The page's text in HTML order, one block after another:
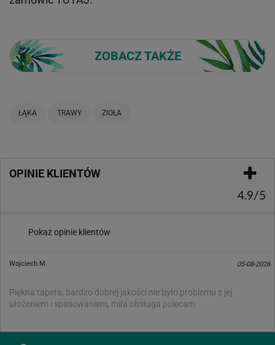
ZOBACZ TAKŻE
ŁĄKA TRAWY ZIOŁA
OPINIE KLIENTÓW
4.9/5
Pokaż opinie klientów
Wojciech M. 05-08-2026
Piękna tapeta, bardzo dobrej jakości nie było problemu z jej
ułożeniem i spasowaniem, miła obsługa polecam